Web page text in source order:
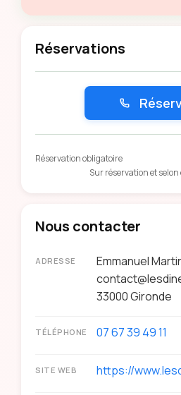
Réservations
Réservation obligatoire
Sur réservation et
Nous contacter
ADRESSE
Emmanuel
33000Gironde
TÉLÉPHONE 07 67 39 49 11
SITE WEB https://